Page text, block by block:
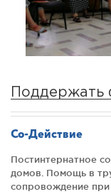
Поддержать
Со-Действие
Постинтернатное
домов. Помощь в
сопровождение